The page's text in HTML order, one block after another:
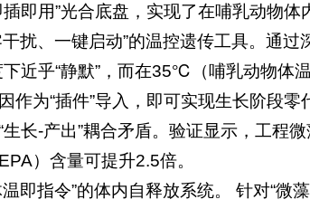
即用”光合底盘，实现了在哺乳动物体
扰、一键启动”的温控遗传工具。通
近乎“静默”，而在35℃（哺乳动物体
作为“插件”导入，即可实现生长阶段
长-产出”耦合矛盾。验证显示，工程
）含量可提升2.5倍。
即指令”的体内自释放系统。 针对“微